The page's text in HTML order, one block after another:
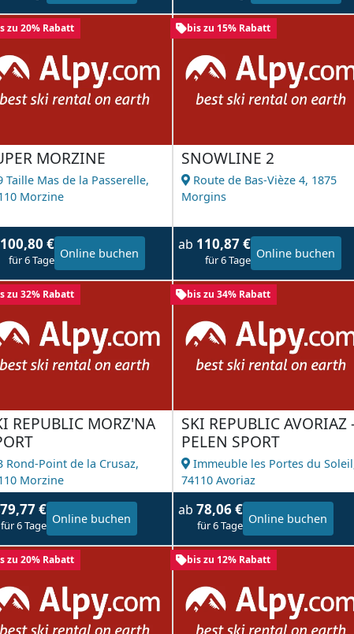
zu 20% Rabatt
MORZINE
Taille Mas de la Passerelle,
Morzine
100,80 €
für 6 Tage Online buchen
bis zu 15% Rabatt
SNOWLINE 2
Route de Bas-Vièze 4, 1875
Morgins
ab 110,87 €
für 6 Tage Online buchen
zu 32% Rabatt
REPUBLIC MORZ'NA
Rond-Point de la Crusaz,
Morzine
79,77 €
für 6 Tage Online buchen
bis zu 34% Rabatt
SKI REPUBLIC AVORIAZ
PELEN SPORT
Immeuble les Portes du
74110 Avoriaz
ab 78,06 €
für 6 Tage Online buchen
zu 20% Rabatt bis zu 12% Rabatt